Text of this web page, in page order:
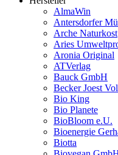
AlmaWin
Antersdorfer
Arche Naturkost
Aries
Aronia Original
ATVerlag
Bauck GmbH
Becker Joest
Bio King
Bio Planete
BioBloom e.U.
Bioenergie
Biotta